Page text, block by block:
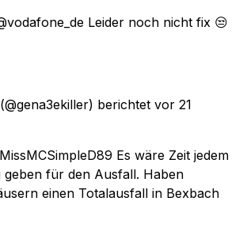
Leider noch nicht fix 😒
(@gena3ekiller) berichtet vor 21
Es wäre Zeit jedem
geben für den Ausfall. Haben
einen Totalausfall in Bexbach